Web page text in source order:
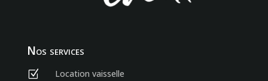
Nos services
Z Location vaisselle